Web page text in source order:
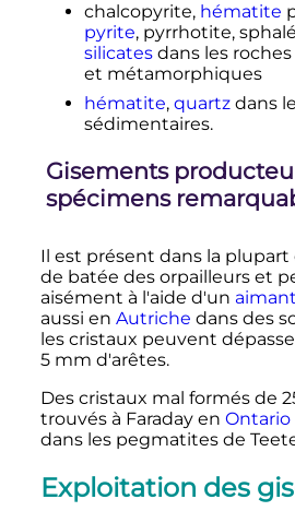
chalcopyrite, hématite
pyrite, pyrrhotite,
silicatesdans les
et métamorphiques
hématite, quartzdans
sédimentaires.
Gisements
spécimens
Il est présent dans la
de batée des orpailleurset
aisément à l'aide d'un aimant
aussi en Autriche dans des
les cristaux peuvent
5 mm d'arêtes.
Des cristaux mal formés de
trouvés à Faraday en Ontario
dans les pegmatites de
Exploitation des